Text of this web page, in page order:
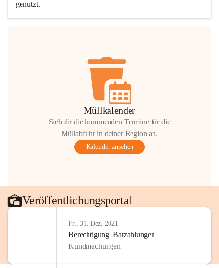
genutzt.
Müllkalender
Sieh dir die kommenden Termine für die
Müllabfuhr in deiner Region an.
Kalender ansehen
Veröffentlichungsportal
Fr., 31. Dez. 2021
Berechtigung_Barzahlungen
Kundmachungen